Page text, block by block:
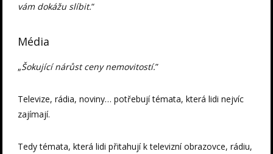
vám dokážu slíbit.“
Média
„Šokující nárůst ceny nemovitostí.”
Televize, rádia, noviny… potřebují témata, která lidi nejvíc
zajímají.
Tedy témata, která lidi přitahují k televizní obrazovce, rádiu,